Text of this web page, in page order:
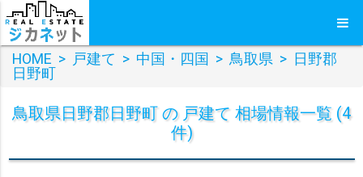
HOME > 戸建て > 中国・四国 > 鳥取県 > 日野郡
日野町
鳥取県日野郡日野町 の 戸建て 相場情報一覧 (4
件)